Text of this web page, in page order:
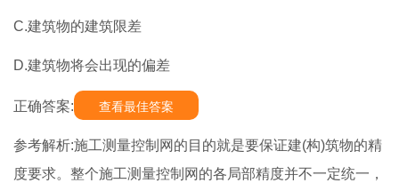
C.建筑物的建筑限差
D.建筑物将会出现的偏差
正确答案: 查看最佳答案
参考解析:施工测量控制网的目的就是要保证建(构)筑物的精
度要求。整个施工测量控制网的各局部精度并不一定统一，